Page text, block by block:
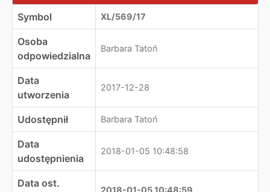
Symbol XL/569/17
Osoba
odpowiedzialna
Barbara Tatoń
Data
utworzenia
2017-12-28
Udostępnił Barbara Tatoń
Data
udostępnienia
2018-01-05 10:48:58
Data ost.
2018-01-05 10:48:59